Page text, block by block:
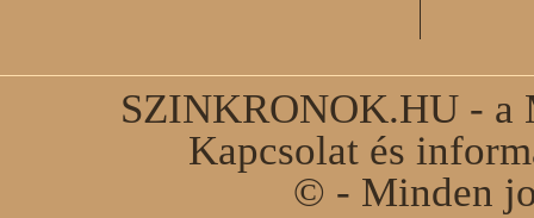
SZINKRONOK.HU - a
Kapcsolat és
© - Minden